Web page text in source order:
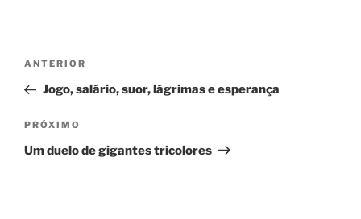
Navegação
Post
Post
anterior
ANTERIOR
Jogo, salário, suor, lágrimas e esperança
Próximo
post
PRÓXIMO
Um duelo de gigantes tricolores